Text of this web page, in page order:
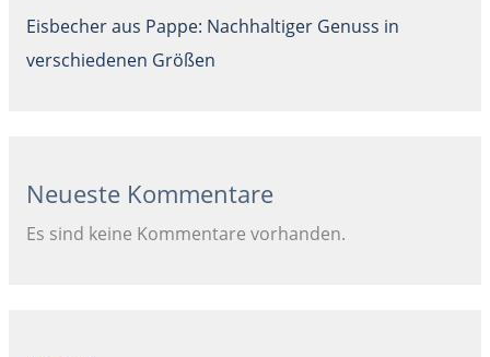
Eisbecher aus Pappe: Nachhaltiger Genuss in
verschiedenen Größen
Neueste Kommentare
Es sind keine Kommentare vorhanden.